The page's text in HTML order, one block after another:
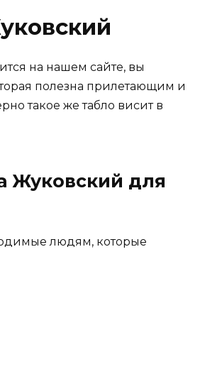
на нашем сайте, вы
полезна прилетающим и
такое же табло висит в
Жуковский для
людям, которые